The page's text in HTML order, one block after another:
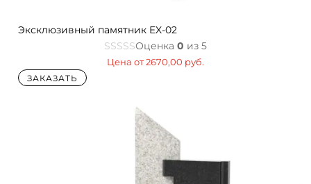
Эксклюзивный памятник EX-02
Оценка 0 из 5
Цена от2670,00 руб.
ЗАКАЗАТЬ